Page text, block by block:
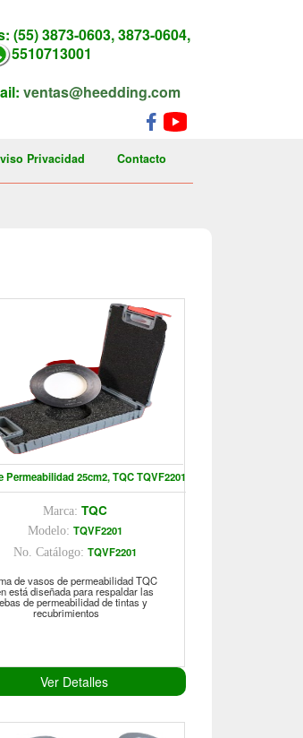
(55) 3873-0603, 3873-0604,
5510713001
ventas@heedding.com
Privacidad Contacto
Permeabilidad 25cm2, TQC TQVF2201
Marca: TQC
Modelo: TQVF2201
No. Catálogo: TQVF2201
de vasos de permeabilidad TQC
está diseñada para respaldar las
de permeabilidad de tintas y
recubrimientos
Ver Detalles